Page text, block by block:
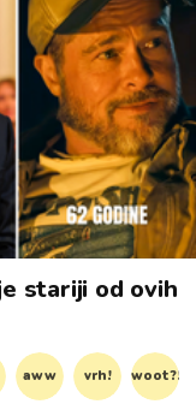
stariji od ovih
aww vrh! woot?!